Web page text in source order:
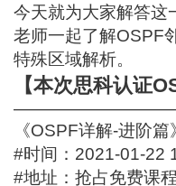
今天就为大家解答这
老师一起了解OSPF
特殊区域解析。
【本次思科认证
《OSPF详解-进阶篇
#时间：2021-01-22
#地址：抢占免费课